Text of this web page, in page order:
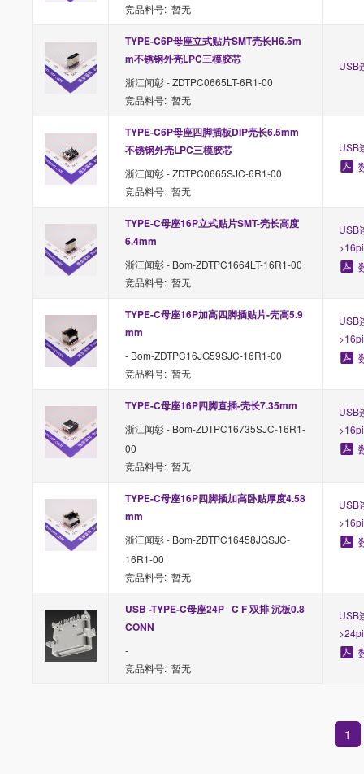
竞品料号: 暂无
TYPE-C6P母座立式贴片SMT壳长H6.5m
m不锈钢外壳LPC三模胶芯
浙江闻彰 - ZDTPC0665LT-6R1-00
竞品料号: 暂无
USB
TYPE-C6P母座四脚插板DIP壳长6.5mm
不锈钢外壳LPC三模胶芯
浙江闻彰 - ZDTPC0665SJC-6R1-00
竞品料号: 暂无
USB
TYPE-C母座16P立式贴片SMT-壳长高度
6.4mm
浙江闻彰 - Bom-ZDTPC1664LT-16R1-00
竞品料号: 暂无
USB
TYPE-C母座16P加高四脚插贴片-壳高5.9
mm
- Bom-ZDTPC16JG59SJC-16R1-00
竞品料号: 暂无
USB
TYPE-C母座16P四脚直插-壳长7.35mm
浙江闻彰 - Bom-ZDTPC16735SJC-16R1-
00
竞品料号: 暂无
USB
TYPE-C母座16P四脚插加高卧贴厚度4.58
mm
浙江闻彰 - Bom-ZDTPC16458JGSJC-
16R1-00
竞品料号: 暂无
USB
USB -TYPE-C母座24P   C F 双排 沉板0.8
CONN
-
竞品料号: 暂无
USB
1